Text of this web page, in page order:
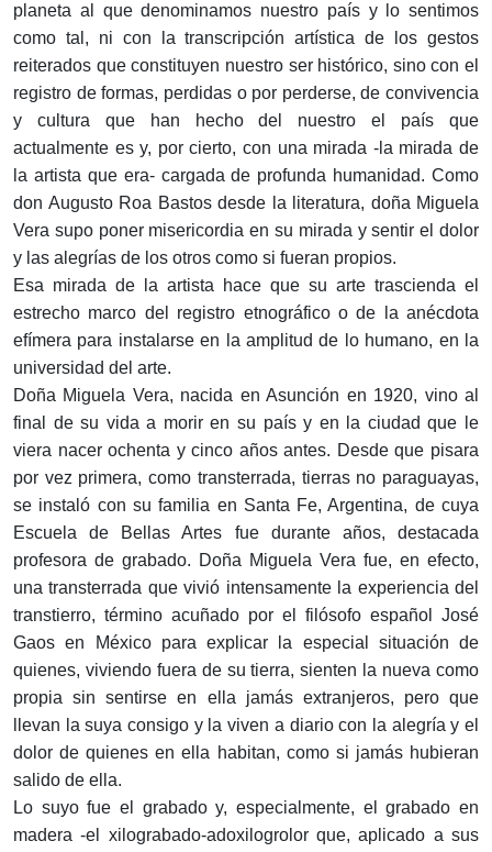
planeta al que denominamos nuestro país y lo sentimos
como tal, ni con la transcripción artística de los gestos
reiterados que constituyen nuestro ser histórico, sino con el
registro de formas, perdidas o por perderse, de convivencia
y cultura que han hecho del nuestro el país que
actualmente es y, por cierto, con una mirada -la mirada de
la artista que era- cargada de profunda humanidad. Como
don Augusto Roa Bastos desde la literatura, doña Miguela
Vera supo poner misericordia en su mirada y sentir el dolor
y las alegrías de los otros como si fueran propios.
Esa mirada de la artista hace que su arte trascienda el
estrecho marco del registro etnográfico o de la anécdota
efímera para instalarse en la amplitud de lo humano, en la
universidad del arte.
Doña Miguela Vera, nacida en Asunción en 1920, vino al
final de su vida a morir en su país y en la ciudad que le
viera nacer ochenta y cinco años antes. Desde que pisara
por vez primera, como transterrada, tierras no paraguayas,
se instaló con su familia en Santa Fe, Argentina, de cuya
Escuela de Bellas Artes fue durante años, destacada
profesora de grabado. Doña Miguela Vera fue, en efecto,
una transterrada que vivió intensamente la experiencia del
transtierro, término acuñado por el filósofo español José
Gaos en México para explicar la especial situación de
quienes, viviendo fuera de su tierra, sienten la nueva como
propia sin sentirse en ella jamás extranjeros, pero que
llevan la suya consigo y la viven a diario con la alegría y el
dolor de quienes en ella habitan, como si jamás hubieran
salido de ella.
Lo suyo fue el grabado y, especialmente, el grabado en
madera -el xilograbado-adoxilogrolor que, aplicado a sus